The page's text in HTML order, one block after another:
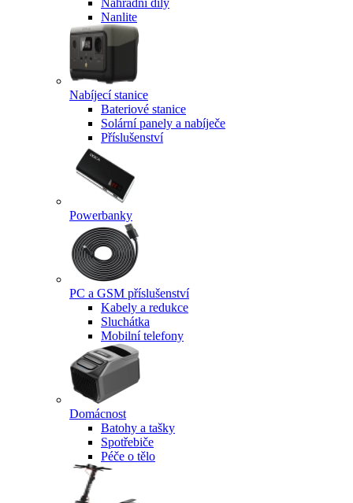
Náhradní díly
Nanlite
Nabíjecí stanice
Bateriové stanice
Solární panely a nabíječe
Příslušenství
Powerbanky
PC a GSM příslušenství
Kabely a redukce
Sluchátka
Mobilní telefony
Domácnost
Batohy a tašky
Spotřebiče
Péče o tělo